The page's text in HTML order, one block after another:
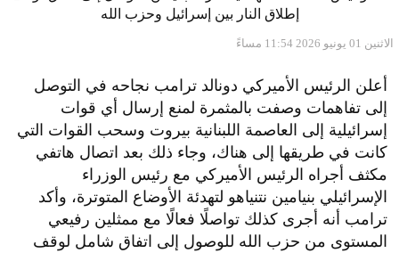
الاثنين 01 يونيو 2026 11:54 مساءً
​أعلن الرئيس الأميركي دونالد ترامب نجاحه في التوصل
إلى تفاهمات وصفت بالمثمرة لمنع إرسال أي قوات
إسرائيلية إلى العاصمة اللبنانية بيروت وسحب القوات التي
كانت في طريقها إلى هناك، وجاء ذلك بعد اتصال هاتفي
مكثف أجراه الرئيس الأميركي مع رئيس الوزراء
الإسرائيلي بنيامين نتنياهو لتهدئة الأوضاع المتوترة، وأكد
ترامب أنه أجرى كذلك تواصلًا فعالًا مع ممثلين رفيعي
المستوى من حزب الله للوصول إلى اتفاق شامل لوقف